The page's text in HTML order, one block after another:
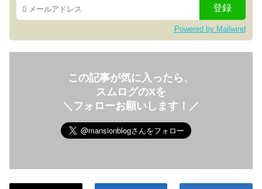
Powered by Mailwind
この記事が気に入ったら、
スムログのXを
＼フォローお願いします！／